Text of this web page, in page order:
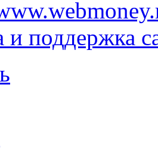
и поддержка